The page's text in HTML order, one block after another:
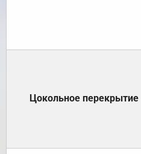
Цокольное перекрытие